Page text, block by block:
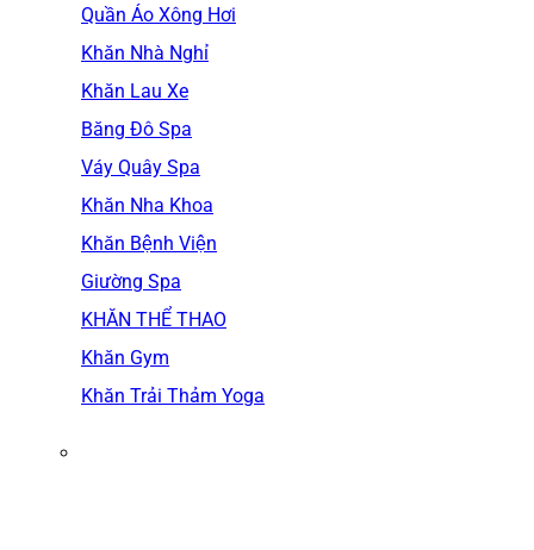
Quần Áo Xông Hơi
Khăn Nhà Nghỉ
Khăn Lau Xe
Băng Đô Spa
Váy Quây Spa
Khăn Nha Khoa
Khăn Bệnh Viện
Giường Spa
KHĂN THỂ THAO
Khăn Gym
Khăn Trải Thảm Yoga